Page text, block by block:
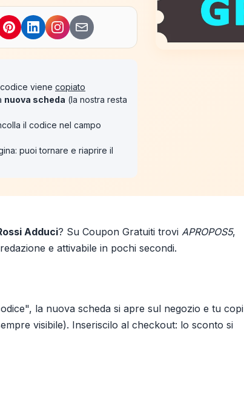
viene copiato
nuova scheda (la nostra resta
il codice nel campo
puoi tornare e riaprire il
Adduci? Su Coupon Gratuiti trovi APROPOS5,
e attivabile in pochi secondi.
la nuova scheda si apre sul negozio e tu copi
visibile). Inseriscilo al checkout: lo sconto si